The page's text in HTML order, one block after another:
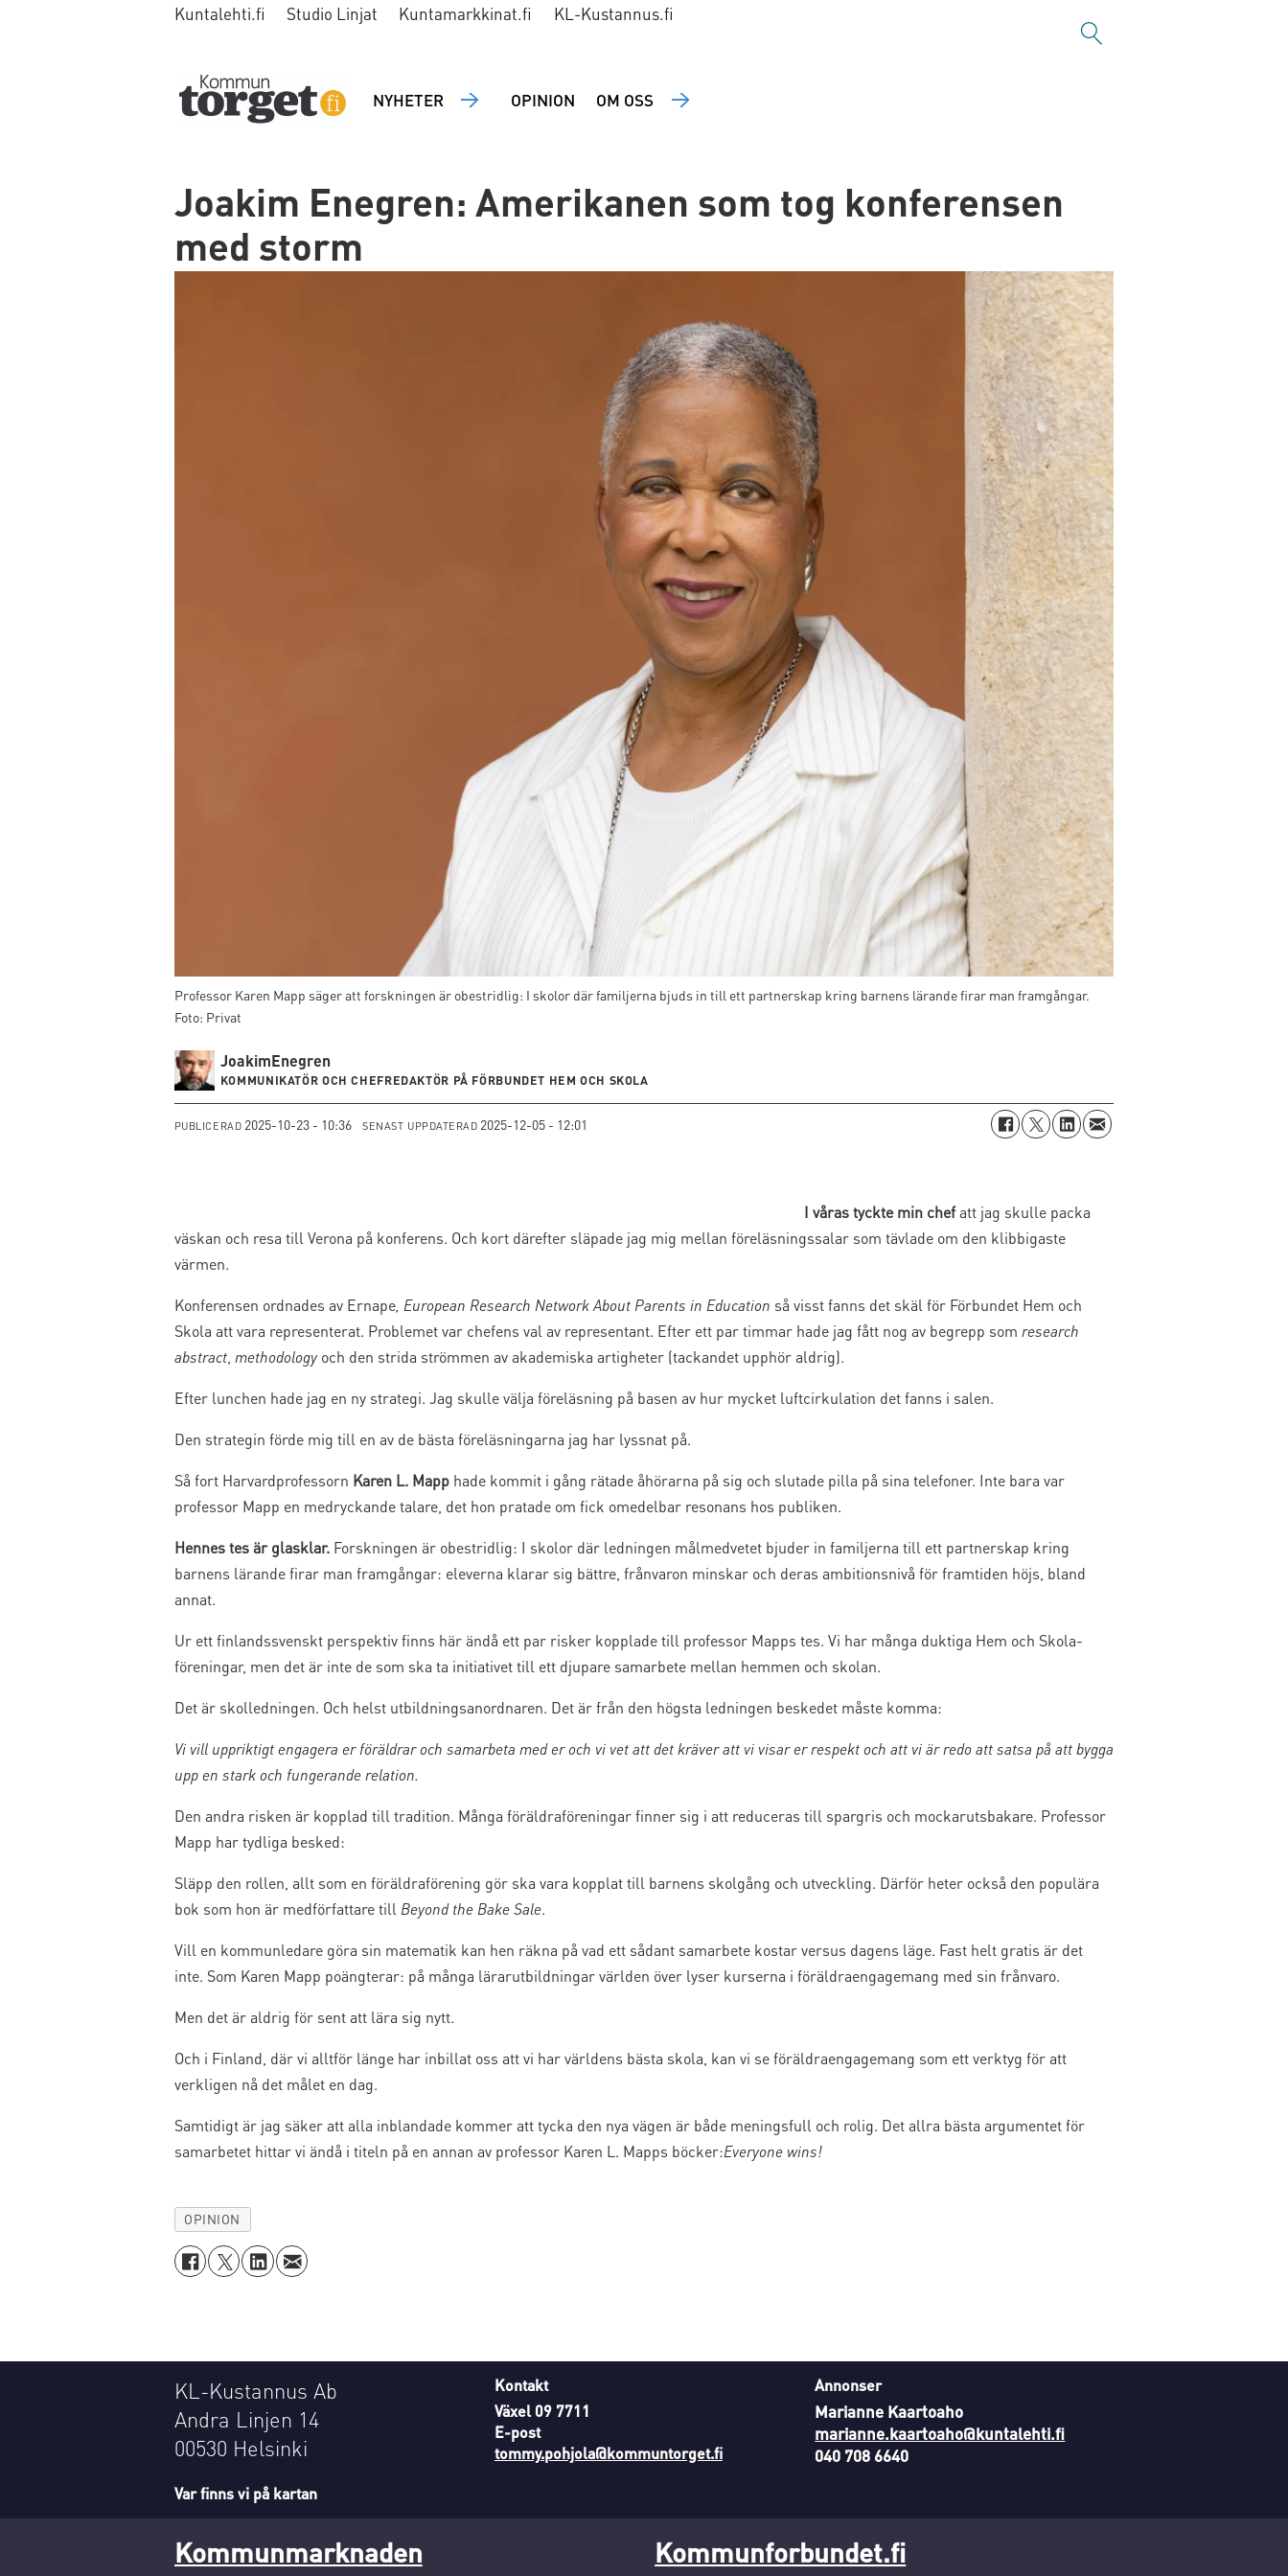
Kuntalehti.fi Studio Linjat Kuntamarkkinat.fi KL-Kustannus.fi
NYHETER OPINION OM OSS
Joakim Enegren: Amerikanen som tog konferensen
med storm
Professor Karen Mapp säger att forskningen är obestridlig: I skolor där familjerna bjuds in till ett partnerskap kring barnens lärande firar man framgångar.
Foto: Privat
JoakimEnegren
KOMMUNIKATÖR OCH CHEFREDAKTÖR PÅ FÖRBUNDET HEM OCH SKOLA
PUBLICERAD 2025-10-23 - 10:36 SENAST UPPDATERAD 2025-12-05 - 12:01
I våras tyckte min chefatt jag skulle packa
väskan och resa till Verona på konferens. Och kort därefter släpade jag mig mellan föreläsningssalar som tävlade om den klibbigaste
värmen.
Konferensen ordnades av Ernape, European Research Network About Parents in Education så visst fanns det skäl för Förbundet Hem och
Skola att vara representerat. Problemet var chefens val av representant. Efter ett par timmar hade jag fått nog av begrepp som research
abstract, methodologyoch den strida strömmen av akademiska artigheter (tackandet upphör aldrig).
Efter lunchen hade jag en ny strategi. Jag skulle välja föreläsning på basen av hur mycket luftcirkulation det fanns i salen.
Den strategin förde mig till en av de bästa föreläsningarna jag har lyssnat på.
Så fort Harvardprofessorn Karen L. Mapphade kommit i gång rätade åhörarna på sig och slutade pilla på sina telefoner. Inte bara var
professor Mapp en medryckande talare, det hon pratade om fick omedelbar resonans hos publiken.
Hennes tes är glasklar. Forskningen är obestridlig: I skolor där ledningen målmedvetet bjuder in familjerna till ett partnerskap kring
barnens lärande firar man framgångar: eleverna klarar sig bättre, frånvaron minskar och deras ambitionsnivå för framtiden höjs, bland
annat.
Ur ett finlandssvenskt perspektiv finns här ändå ett par risker kopplade till professor Mapps tes. Vi har många duktiga Hem och Skola-
föreningar, men det är inte de som ska ta initiativet till ett djupare samarbete mellan hemmen och skolan.
Det är skolledningen. Och helst utbildningsanordnaren. Det är från den högsta ledningen beskedet måste komma:
Vi vill uppriktigt engagera er föräldrar och samarbeta med er och vi vet att det kräver att vi visar er respekt och att vi är redo att satsa på att bygga
upp en stark och fungerande relation.
Den andra risken är kopplad till tradition. Många föräldraföreningar finner sig i att reduceras till spargris och mockarutsbakare. Professor
Mapp har tydliga besked:
Släpp den rollen, allt som en föräldraförening gör ska vara kopplat till barnens skolgång och utveckling. Därför heter också den populära
bok som hon är medförfattare till Beyond the Bake Sale.
Vill en kommunledare göra sin matematik kan hen räkna på vad ett sådant samarbete kostar versus dagens läge. Fast helt gratis är det
inte. Som Karen Mapp poängterar: på många lärarutbildningar världen över lyser kurserna i föräldraengagemang med sin frånvaro.
Men det är aldrig för sent att lära sig nytt.
Och i Finland, där vi alltför länge har inbillat oss att vi har världens bästa skola, kan vi se föräldraengagemang som ett verktyg för att
verkligen nå det målet en dag.
Samtidigt är jag säker att alla inblandade kommer att tycka den nya vägen är både meningsfull och rolig. Det allra bästa argumentet för
samarbetet hittar vi ändå i titeln på en annan av professor Karen L. Mapps böcker:Everyone wins!
OPINION
KL-Kustannus Ab
Andra Linjen 14
00530 Helsinki
Var finns vi på kartan
Kontakt
Växel 09 7711
E-post
tommy.pohjola@kommuntorget.fi
Annonser
Marianne Kaartoaho
marianne.kaartoaho@kuntalehti.fi
040 708 6640
Kommunmarknaden Kommunforbundet.fi